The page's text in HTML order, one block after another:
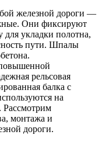
железной дороги —
Они фиксируют
укладки полотна,
пути. Шпалы
рельсовая
балка с
на
Рассмотрим
монтажа и
дороги.